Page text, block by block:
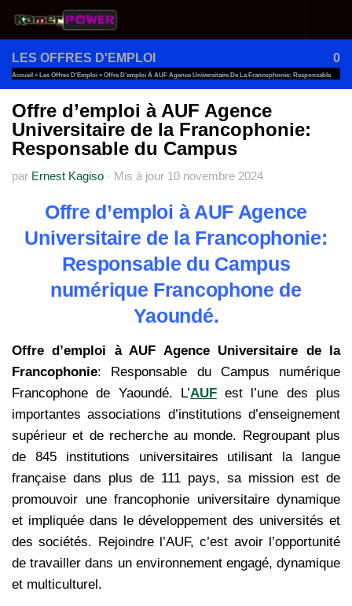
Au dessous du contenu
LES OFFRES D'EMPLOI 0
Accueil » Les Offres D'Emploi » Offre D’emploi À AUF Agence Universitaire De La Francophonie: Responsable
Du Campus
Offre d’emploi à AUF Agence
Universitaire de la Francophonie:
Responsable du Campus
par Ernest Kagiso · Mis à jour 10 novembre 2024
Offre d’emploi à AUF Agence
Universitaire de la Francophonie:
Responsable du Campus
numérique Francophone de
Yaoundé.
Offre d’emploi à AUF Agence Universitaire de la
Francophonie: Responsable du Campus numérique
Francophone de Yaoundé. L’AUFest l’une des plus
importantes associations d’institutions d’enseignement
supérieur et de recherche au monde. Regroupant plus
de 845 institutions universitaires utilisant la langue
française dans plus de 111 pays, sa mission est de
promouvoir une francophonie universitaire dynamique
et impliquée dans le développement des universités et
des sociétés. Rejoindre l’AUF, c’est avoir l’opportunité
de travailler dans un environnement engagé, dynamique
et multiculturel.